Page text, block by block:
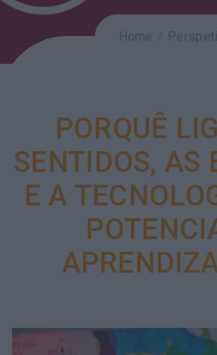
PORQUÊ
SENTIDOS, AS
E A